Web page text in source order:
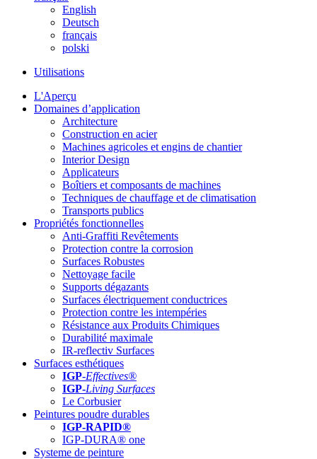
English
Deutsch
français
polski
Utilisations
L'Aperçu
Domaines d’application
Architecture
Construction en acier
Machines agricoles et engins de chantier
Interior Design
Applicateurs
Boîtiers et composants de machines
Techniques de chauffage et de climatisation
Transports publics
Propriétés fonctionnelles
Anti-Graffiti Revêtements
Protection contre la corrosion
Surfaces Robustes
Nettoyage facile
Supports dégazants
Surfaces électriquement conductrices
Protection contre les intempéries
Résistance aux Produits Chimiques
Durabilité maximale
IR-reflectiv Surfaces
Surfaces esthétiques
IGP-Effectives®
IGP-Living Surfaces
Le Corbusier
Peintures poudre durables
IGP-RAPID®
IGP-DURA® one
Systeme de peinture